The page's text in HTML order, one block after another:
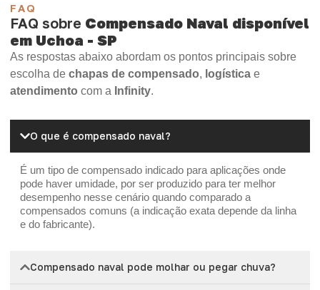
FAQ
FAQ sobre Compensado Naval disponível
em Uchoa - SP
As respostas abaixo abordam os pontos principais sobre
escolha de chapas de compensado, logística e
atendimento com a Infinity.
O que é compensado naval?
É um tipo de compensado indicado para aplicações onde
pode haver umidade, por ser produzido para ter melhor
desempenho nesse cenário quando comparado a
compensados comuns (a indicação exata depende da linha
e do fabricante).
Compensado naval pode molhar ou pegar chuva?